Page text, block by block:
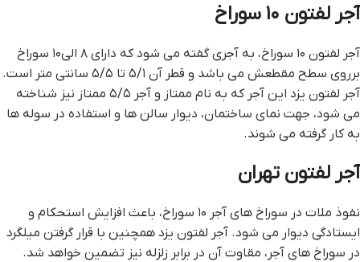
آجر لفتون ۱۰ سوراخ
آجر لفتون ۱۰ سوراخ، به آجری گفته می شود که دارای ۸ الی۱۰ سوراخ
برروی سطح مقطعش می باشد و قطر آن ۵/۱ تا ۵/۵ سانتی متر است.
آجر لفتون یزد این آجر که به نام ممتاز و آجر ۵/۵ ممتاز نیز شناخته
می شود، جهت نمای ساختمان، دیوار سالن ها و استفاده در سوله ها
به کار گرفته می شوند.
آجر لفتون تهران
نفوذ ملات در سوراخ های آجر ۱۰ سوراخ، باعث افزایش استحکام و
ایستادگی دیوار می شود. آجر لفتون یزد همچنین با قرار گرفتن میلگرد
در سوراخ های آجر، مقاوت آن در برابر زلزله نیز تضمین خواهد شد.